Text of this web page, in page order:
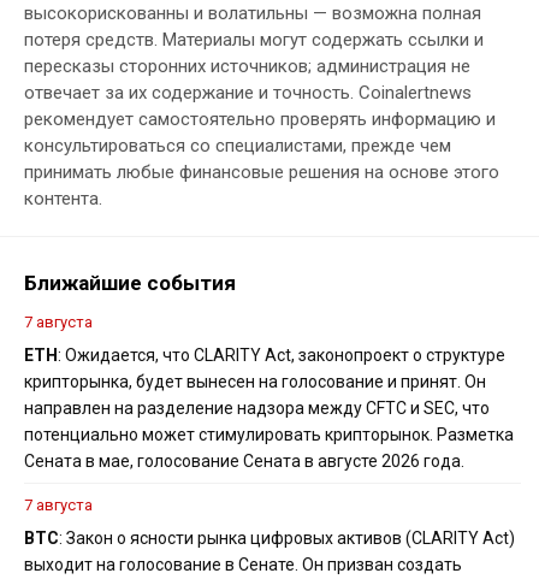
высокорискованны и волатильны — возможна полная
потеря средств. Материалы могут содержать ссылки и
пересказы сторонних источников; администрация не
отвечает за их содержание и точность. Coinalertnews
рекомендует самостоятельно проверять информацию и
консультироваться со специалистами, прежде чем
принимать любые финансовые решения на основе этого
контента.
Ближайшие события
7 августа
ETH: Ожидается, что CLARITY Act, законопроект о структуре
крипторынка, будет вынесен на голосование и принят. Он
направлен на разделение надзора между CFTC и SEC, что
потенциально может стимулировать крипторынок. Разметка
Сената в мае, голосование Сената в августе 2026 года.
7 августа
BTC: Закон о ясности рынка цифровых активов (CLARITY Act)
выходит на голосование в Сенате. Он призван создать